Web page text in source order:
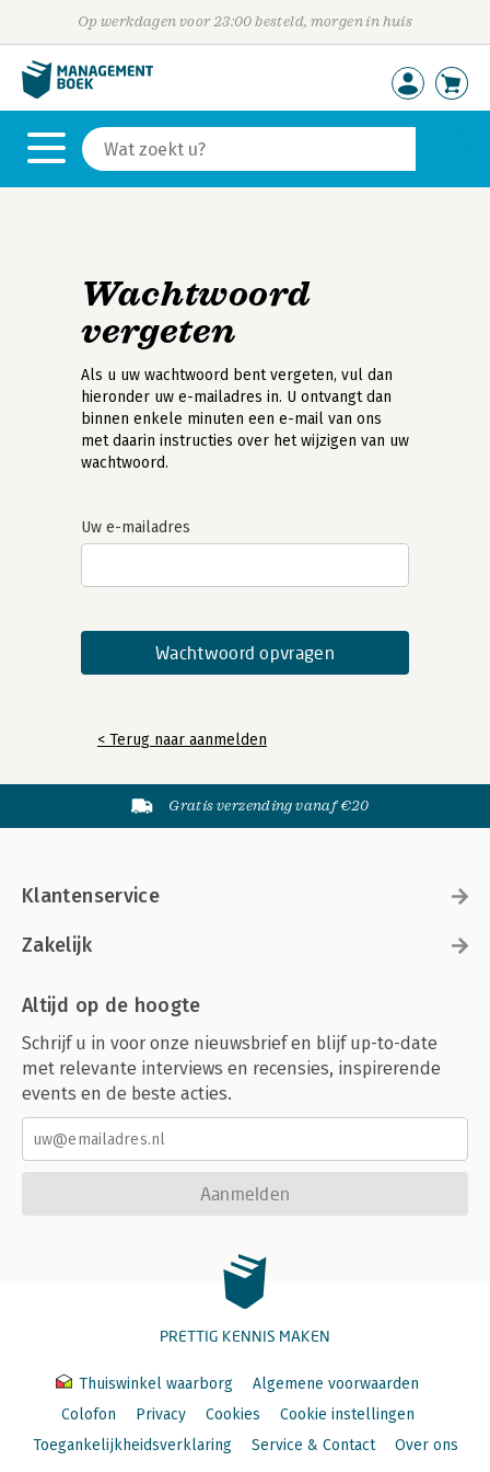
Op werkdagen voor 23:00 besteld, morgen in huis
Wachtwoord
vergeten
Als u uw wachtwoord bent vergeten, vul dan
hieronder uw e-mailadres in. U ontvangt dan
binnen enkele minuten een e-mail van ons
met daarin instructies over het wijzigen van uw
wachtwoord.
Uw e-mailadres
< Terug naar aanmelden
Gratis verzending vanaf €20
Klantenservice
Zakelijk
Altijd op de hoogte
Schrijf u in voor onze nieuwsbrief en blijf up-to-date
met relevante interviews en recensies, inspirerende
events en de beste acties.
Aanmelden
PRETTIG KENNIS MAKEN
Thuiswinkel waarborg
Algemene voorwaarden
Colofon
Privacy Cookies
Cookie instellingen
Toegankelijkheidsverklaring
Service & Contact Over ons